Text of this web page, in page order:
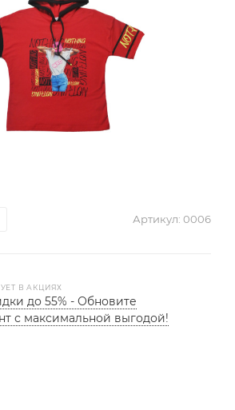
Артикул: 0006
В АКЦИЯХ
до 55% - Обновите
с максимальной выгодой!